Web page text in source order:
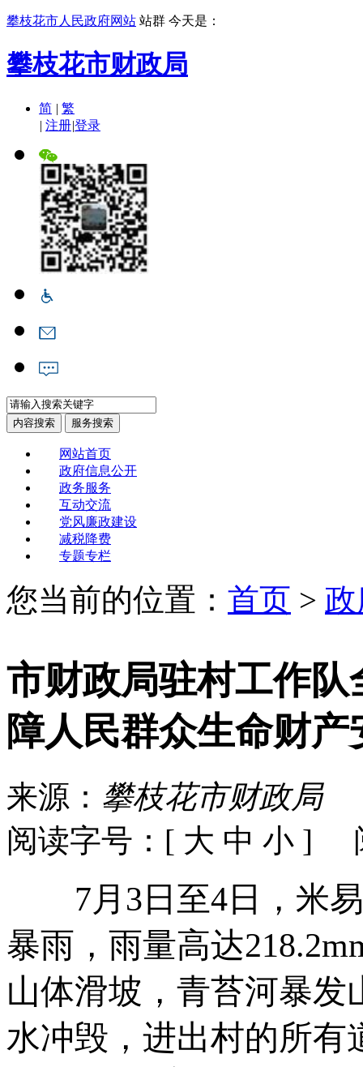
攀枝花市人民政府网站 站群 今天是：
攀枝花市财政局
简 | 繁
| 注册|登录
网站首页
政府信息公开
政务服务
互动交流
党风廉政建设
减税降费
专题专栏
您当前的位置： 首页 >
市财政局驻村工作
障人民群众生命财产
来源： 攀枝花市财政局
阅读字号：[ 大 中 小 ]
7月3日至4日，米易
暴雨，雨量高达
山体滑坡，青苔河暴发
水冲毁，进出村的所有